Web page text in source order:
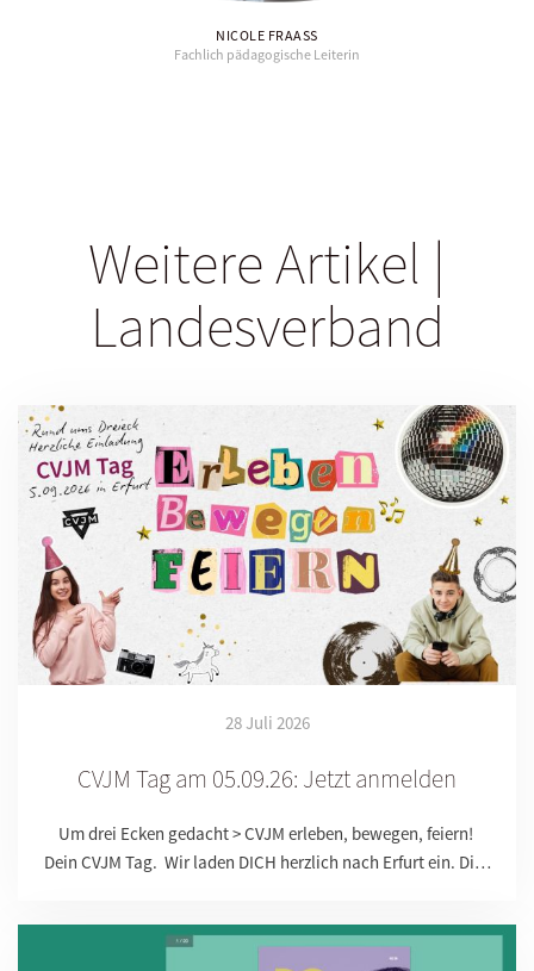
NICOLE FRAASS
Fachlich pädagogische Leiterin
Weitere Artikel |
Landesverband
28 Juli 2026
CVJM Tag am 05.09.26: Jetzt anmelden
Um drei Ecken gedacht > CVJM erleben, bewegen, feiern!
Dein CVJM Tag. Wir laden DICH herzlich nach Erfurt ein. Di…